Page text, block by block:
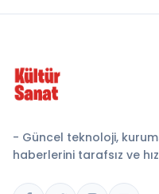
- Güncel teknoloji,
haberlerini tarafsız ve